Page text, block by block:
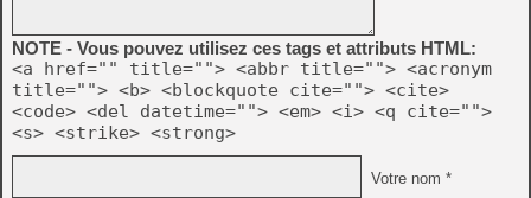
NOTE - Vous pouvez utilisez ces tags et attributs HTML:
<a href="" title=""> <abbr title=""> <acronym
title=""> <b> <blockquote cite=""> <cite>
<code> <del datetime=""> <em> <i> <q cite="">
<s> <strike> <strong>
Votre nom *